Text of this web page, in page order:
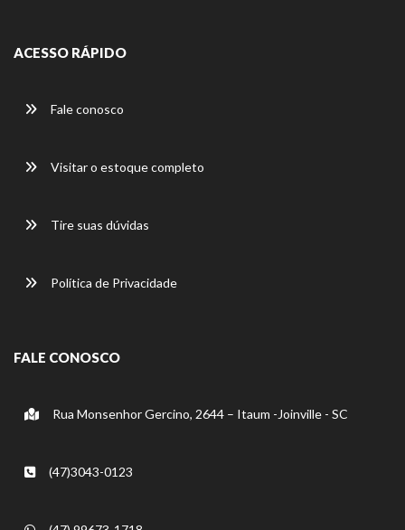
ACESSO RÁPIDO
Fale conosco
Visitar o estoque completo
Tire suas dúvidas
Política de Privacidade
FALE CONOSCO
Rua Monsenhor Gercino, 2644 – Itaum -Joinville - SC
(47)3043-0123